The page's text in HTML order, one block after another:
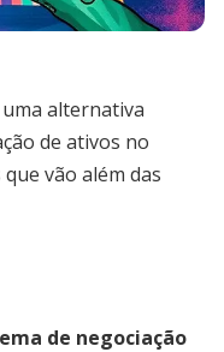
alternativa
de ativos no
vão além das
de negociação